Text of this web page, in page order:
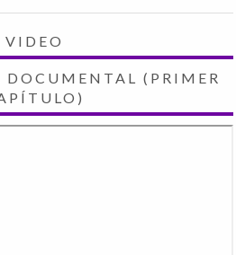
VIDEO
DOCUMENTAL (PRIMER